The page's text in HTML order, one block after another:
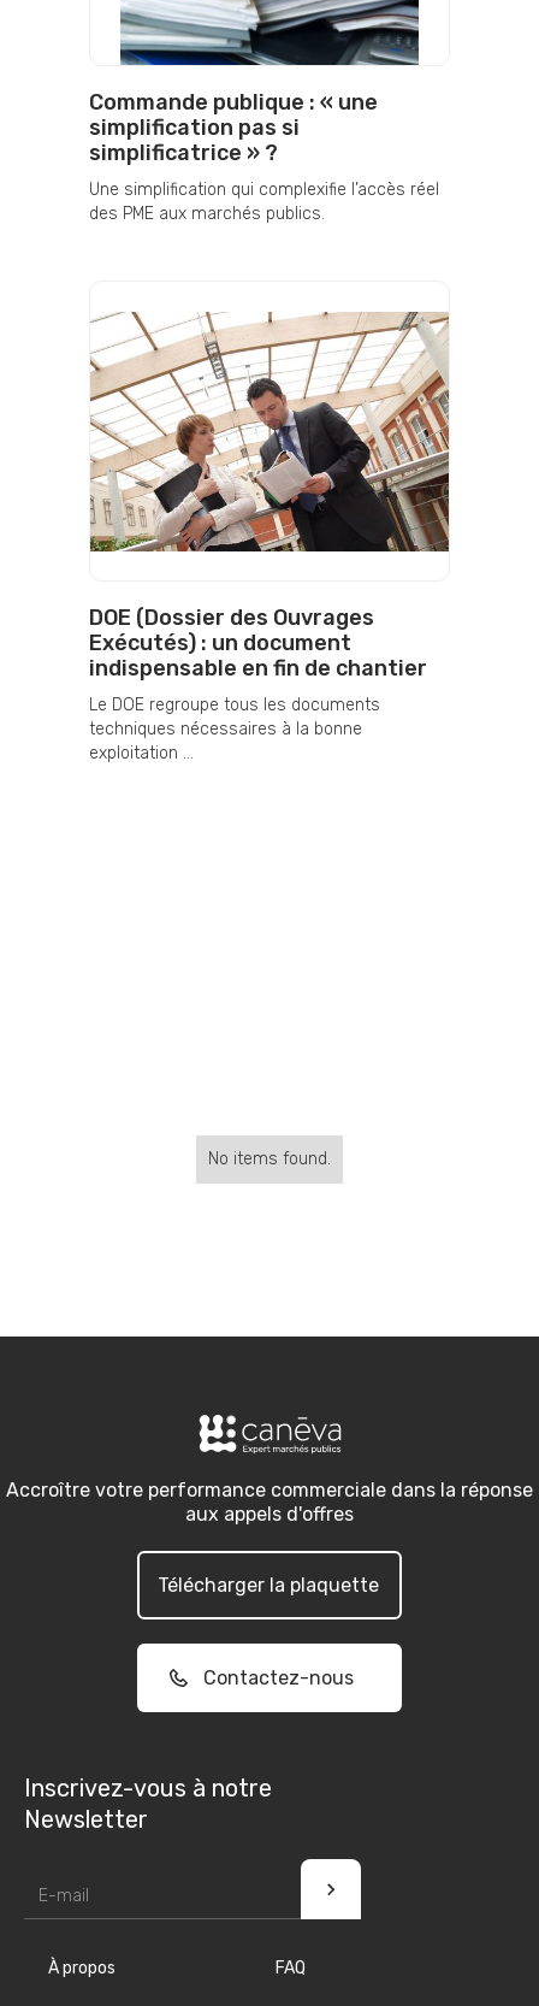
Commande publique : « une
simplification pas si
simplificatrice » ?
Une simplification qui complexifie l’accès réel
des PME aux marchés publics.
DOE (Dossier des Ouvrages
Exécutés) : un document
indispensable en fin de chantier
Le DOE regroupe tous les documents
techniques nécessaires à la bonne
exploitation ...
No items found.
Accroître votre performance commerciale dans la réponse
aux appels d'offres
Télécharger la plaquette
Contactez-nous
Inscrivez-vous à notre
Newsletter
À propos FAQ